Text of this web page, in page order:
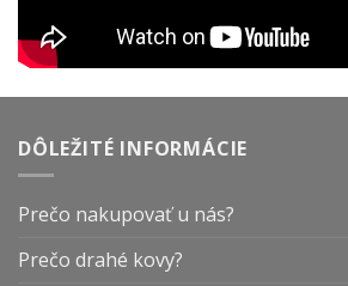
DÔLEŽITÉ INFORMÁCIE
Prečo nakupovať u nás?
Prečo drahé kovy?